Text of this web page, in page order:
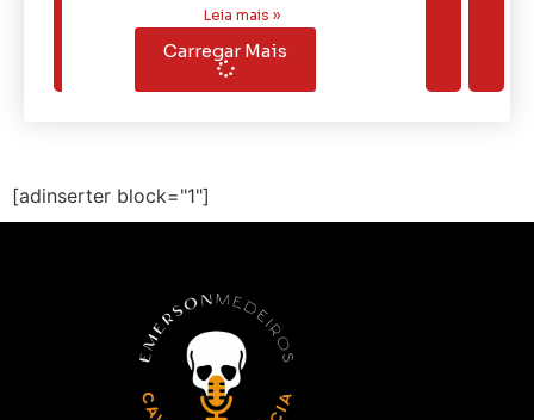
Leia mais »
Carregar Mais
[adinserter block="1"]